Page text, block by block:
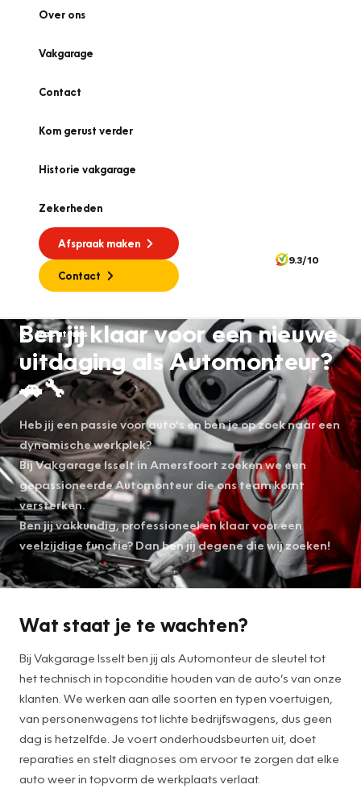
Over ons
Vakgarage
Contact
Kom gerust verder
Historie vakgarage
Zekerheden
Afspraak maken
Contact
9.3/10
Vacatures
Ben jij klaar voor een nieuwe
uitdaging als Automonteur?
🚗🔧
Heb jij een passie voor auto’s en ben je op zoek naar een
dynamische werkplek?
Bij Vakgarage Isselt in Amersfoort zoeken we een
gepassioneerde Automonteur die ons team komt
versterken.
Ben jij vakkundig, professioneel en klaar voor een
veelzijdige functie? Dan ben jij degene die wij zoeken!
Wat staat je te wachten?
Bij Vakgarage Isselt ben jij als Automonteur de sleutel tot
het technisch in topconditie houden van de auto’s van onze
klanten. We werken aan alle soorten en typen voertuigen,
van personenwagens tot lichte bedrijfswagens, dus geen
dag is hetzelfde. Je voert onderhoudsbeurten uit, doet
reparaties en stelt diagnoses om ervoor te zorgen dat elke
auto weer in topvorm de werkplaats verlaat.